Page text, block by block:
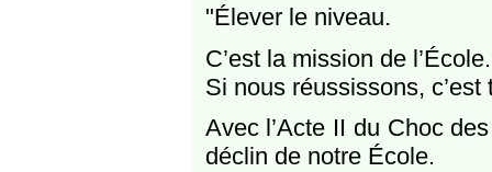
"Élever le niveau.
C’est la mission de l’École.
Si nous réussissons,
Avec l’Acte II du Choc
déclin de notre École.